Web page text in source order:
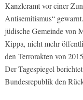
Kanzleramt vor einer
Antisemitismus“
jüdische Gemeinde von
Kippa, nicht mehr
den Terrorakten von
Der Tagespiegel
Bundesrepublik den